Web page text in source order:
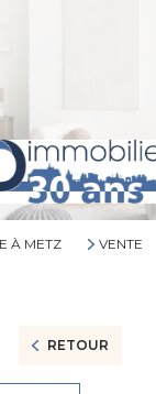
À METZ VENTE
RETOUR